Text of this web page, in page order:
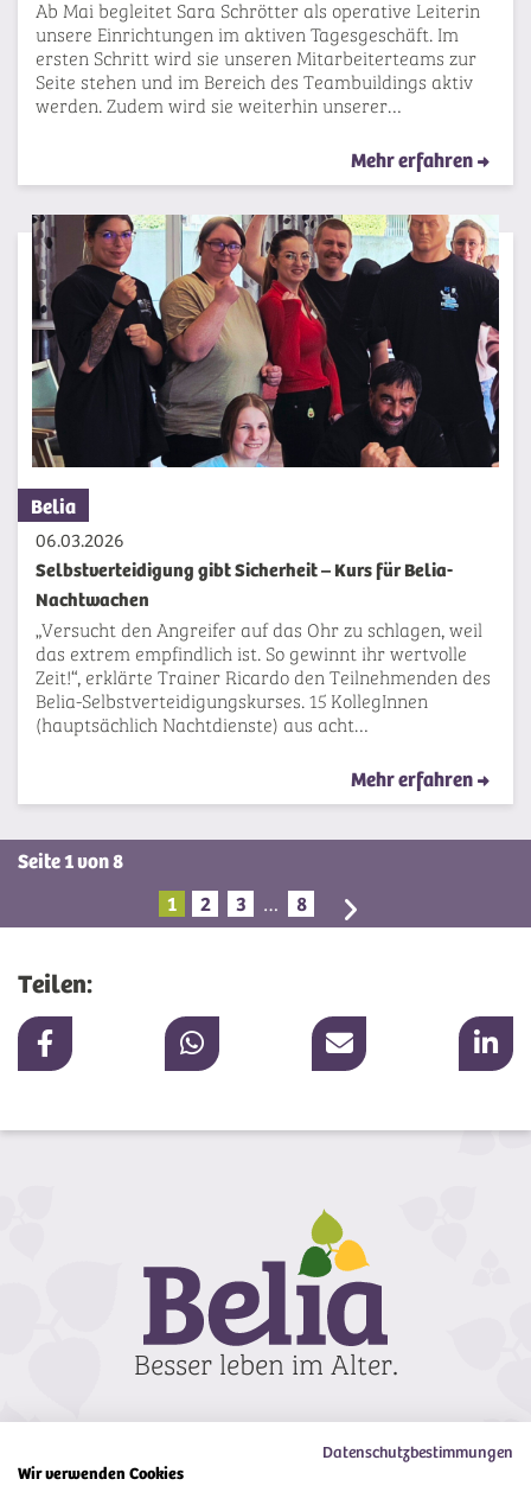
Ab Mai begleitet Sara Schrötter als operative Leiterin
unsere Einrichtungen im aktiven Tagesgeschäft. Im
ersten Schritt wird sie unseren Mitarbeiterteams zur
Seite stehen und im Bereich des Teambuildings aktiv
werden. Zudem wird sie weiterhin unserer…
Mehr erfahren
Belia
06.03.2026
Selbstverteidigung gibt Sicherheit – Kurs für Belia-
Nachtwachen
„Versucht den Angreifer auf das Ohr zu schlagen, weil
das extrem empfindlich ist. So gewinnt ihr wertvolle
Zeit!“, erklärte Trainer Ricardo den Teilnehmenden des
Belia-Selbstverteidigungskurses. 15 KollegInnen
(hauptsächlich Nachtdienste) aus acht…
Mehr erfahren
Seite 1 von 8
1
2 3 … 8
Teilen:
Datenschutzbestimmungen
Wir verwenden Cookies